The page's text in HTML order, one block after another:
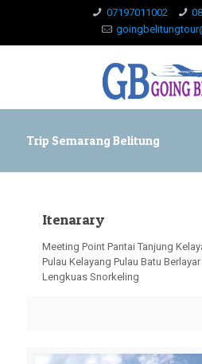
07197011002
Trip Semarang Belitung
Itenarary
Meeting Point Pantai Tanjung
Pulau Kelayang Pulau Batu
Lengkuas Snorkeling